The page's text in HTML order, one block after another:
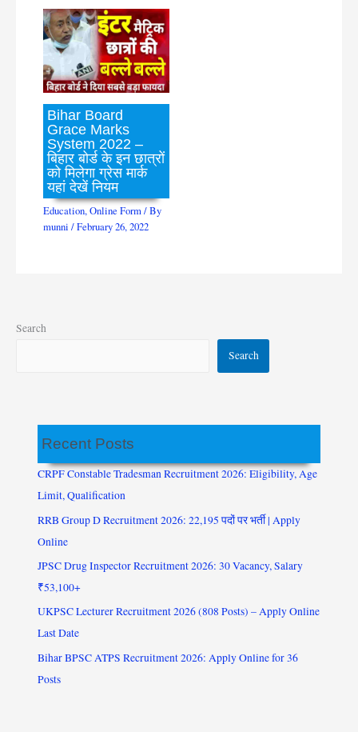
Bihar Board
Grace Marks
System 2022 –
बिहार बोर्ड के इन छात्रों
को मिलेगा ग्रेस मार्क
यहां देखें नियम
Education,Online Form/ By
munni/February 26, 2022
Search
Search
Recent Posts
CRPF Constable Tradesman Recruitment 2026: Eligibility, Age
Limit, Qualification
RRB Group D Recruitment 2026: 22,195 पदों पर भर्ती | Apply
Online
JPSC Drug Inspector Recruitment 2026: 30 Vacancy, Salary
₹53,100+
UKPSC Lecturer Recruitment 2026 (808 Posts) – Apply Online
Last Date
Bihar BPSC ATPS Recruitment 2026: Apply Online for 36
Posts